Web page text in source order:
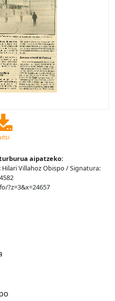
aipatzeko:
Villahoz Obispo / Signatura:
?z=3&x=24657